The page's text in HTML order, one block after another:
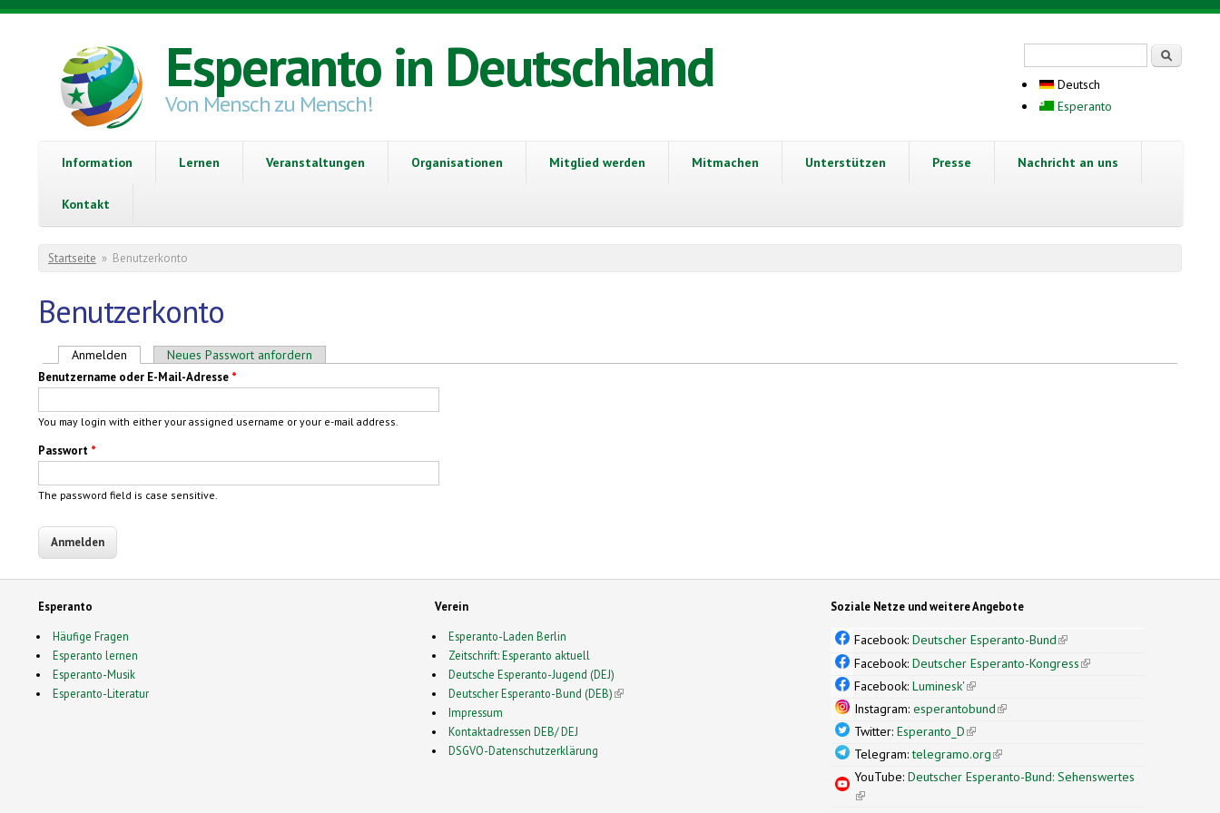
Direkt zum Inhalt
Esperanto in Deutschland
Von Mensch zu Mensch!
Deutsch
Esperanto
Information Lernen Veranstaltungen Organisationen Mitglied werden Mitmachen Unterstützen Presse Nachricht an uns
Kontakt
Sie sind hier
Startseite » Benutzerkonto
Benutzerkonto
Haupt-Reiter
Anmelden (aktiver Reiter)
Neues Passwort anfordern
Benutzername oder E-Mail-Adresse *
You may login with either your assigned username or your e-mail address.
Passwort *
The password field is case sensitive.
Esperanto
Häufige Fragen
Esperanto lernen
Esperanto-Musik
Esperanto-Literatur
Verein
Esperanto-Laden Berlin
Zeitschrift: Esperanto aktuell
Deutsche Esperanto-Jugend (DEJ)
Deutscher Esperanto-Bund (DEB)(link is external)
Impressum
Kontaktadressen DEB/ DEJ
DSGVO-Datenschutzerklärung
Soziale Netze und weitere Angebote
Facebook:Deutscher Esperanto-Bund(link is external)
Facebook:Deutscher Esperanto-Kongress(link is external)
Facebook:Luminesk'(link is external)
Instagram:esperantobund(link is external)
Twitter:Esperanto_D(link is external)
Telegram:telegramo.org(link is external)
YouTube:Deutscher Esperanto-Bund: Sehenswertes
(link is external)